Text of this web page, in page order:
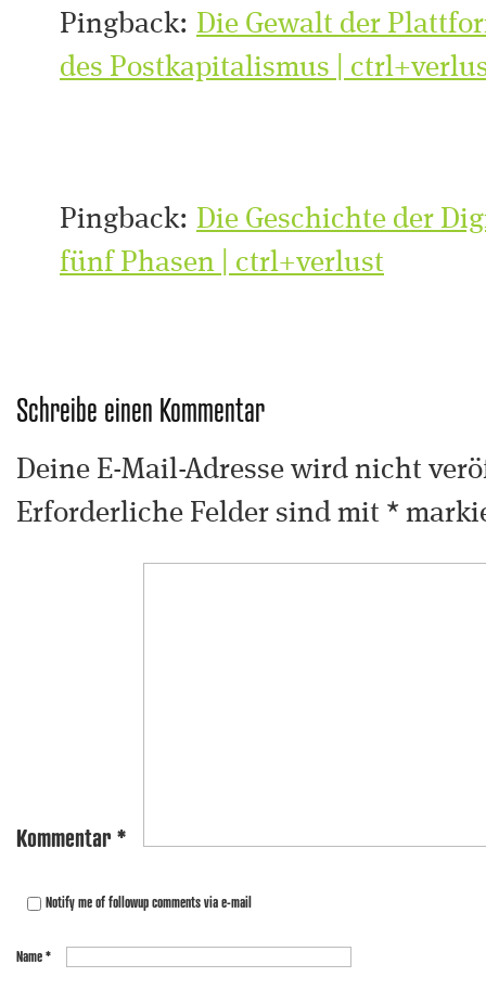
Pingback: Die Gewalt der
des Postkapitalismus |
Pingback: Die Geschichte der
fünf Phasen | ctrl+verlust
Schreibe einen Kommentar
Deine E-Mail-Adresse wird nicht
Erforderliche Felder sind mit *
Kommentar *
Notify me of followup comments via e-mail
Name*